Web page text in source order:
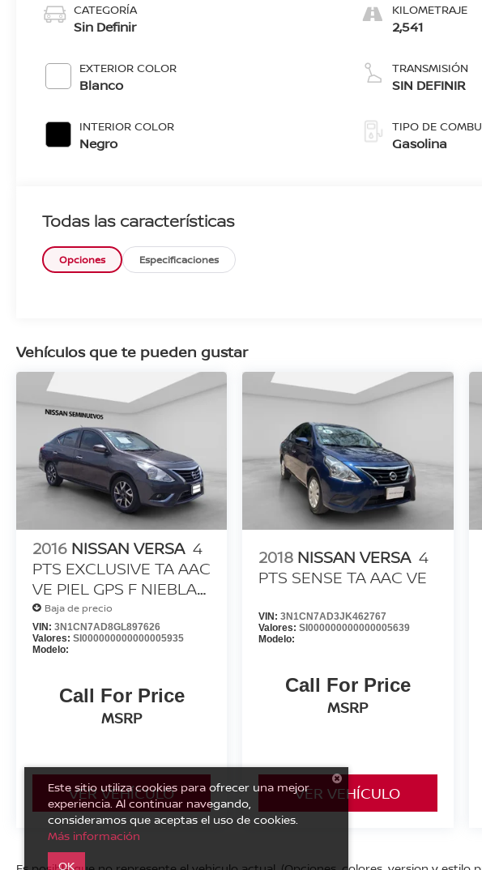
CATEGORÍA
Sin Definir
EXTERIOR COLOR
Blanco
INTERIOR COLOR
Negro
KILOMETRAJE
2,541
TRANSMISIÓN
SIN DEFINIR
TIPO DE
Gasolina
Todas las características
Opciones Especificaciones
Vehículos que te pueden gustar
2016 NISSAN VERSA 4
PTS EXCLUSIVE TA AAC
VE PIEL GPS F NIEBLA
RA-15
Baja de precio
VIN: 3N1CN7AD8GL897626
Valores: SI000000000000005935
Modelo:
Call For Price
MSRP
VER VEHÍCULO
2018 NISSAN VERSA 4
PTS SENSE TA AAC VE
VIN:3N1CN7AD3JK462767
Valores:SI000000000000005639
Modelo:
Call For Price
MSRP
VER VEHÍCULO
Este sitio utiliza cookies para ofrecer una mejor
experiencia. Al continuar navegando,
consideramos que aceptas el uso de cookies.
Más información
OK